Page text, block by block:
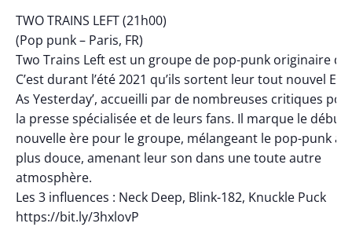
TWO TRAINS LEFT (21h00)
(Pop punk – Paris, FR)
Two Trains Left est un groupe de pop-punk originaire de
C’est durant l’été 2021 qu’ils sortent leur tout nouvel EP
As Yesterday’, accueilli par de nombreuses critiques
la presse spécialisée et de leurs fans. Il marque le début
nouvelle ère pour le groupe, mélangeant le pop-punk à
plus douce, amenant leur son dans une toute autre
atmosphère.
Les 3 influences : Neck Deep, Blink-182, Knuckle Puck
https://bit.ly/3hxlovP